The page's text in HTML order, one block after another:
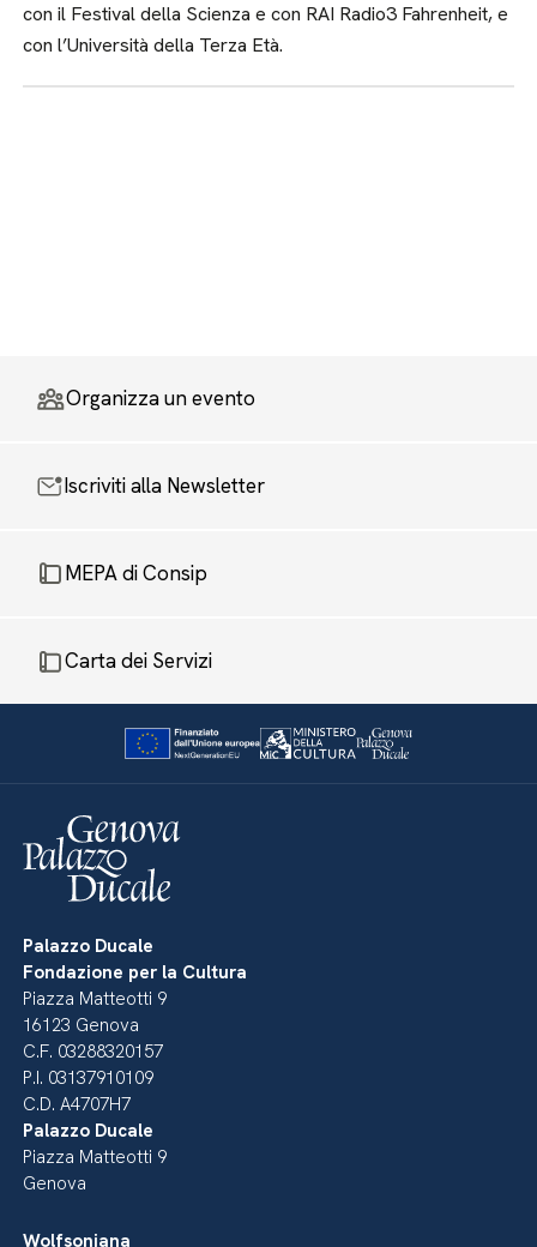
con il Festival della Scienza e con RAI Radio3 Fahrenheit, e
con l’Università della Terza Età.
Organizza un evento
Iscriviti alla Newsletter
MEPA di Consip
Carta dei Servizi
Palazzo Ducale
Fondazione per la Cultura
Piazza Matteotti 9
16123 Genova
C.F. 03288320157
P.I. 03137910109
C.D. A4707H7
Palazzo Ducale
Piazza Matteotti 9
Genova
Wolfsoniana